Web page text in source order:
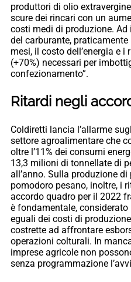
produttori di olio
scure dei rincari con un
costi medi di produzione.
del carburante,
mesi, il costo dell’energia e
(+70%) necessari per
confezionamento”.
Ritardi negli
Coldiretti lancia l’allarme
settore agroalimentare che
oltre l’11% dei consumi
13,3 milioni di tonnellate di
all’anno. Sulla produzione
pomodoro pesano, inoltre, i
accordo quadro per il 2022
è fondamentale, considerato
eguali dei costi di
costrette ad affrontare
operazioni colturali. In
imprese agricole non
senza programmazione